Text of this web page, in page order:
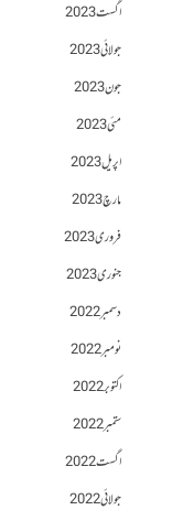
اگست 2023
جولائی 2023
جون 2023
مئی 2023
اپریل 2023
مارچ 2023
فروری 2023
جنوری 2023
دسمبر 2022
نومبر 2022
اکتوبر 2022
ستمبر 2022
اگست 2022
جولائی 2022